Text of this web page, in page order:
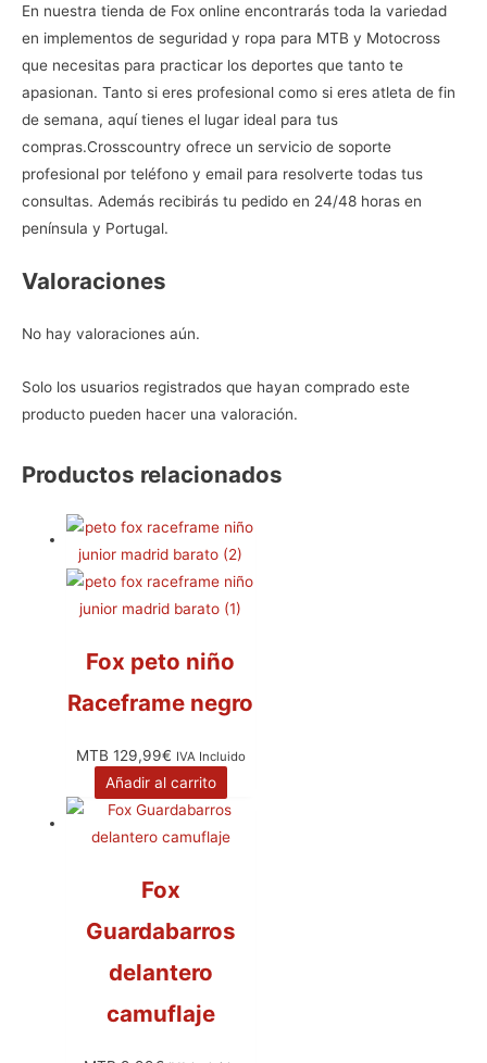
En nuestra tienda de Fox online encontrarás toda la variedad
en implementos de seguridad y ropa para MTB y Motocross
que necesitas para practicar los deportes que tanto te
apasionan. Tanto si eres profesional como si eres atleta de fin
de semana, aquí tienes el lugar ideal para tus
compras.Crosscountry ofrece un servicio de soporte
profesional por teléfono y email para resolverte todas tus
consultas. Además recibirás tu pedido en 24/48 horas en
península y Portugal.
Valoraciones
No hay valoraciones aún.
Solo los usuarios registrados que hayan comprado este
producto pueden hacer una valoración.
Productos relacionados
Fox peto niño
Raceframe negro
MTB 129,99€ IVA Incluido
Añadir al carrito
Fox
Guardabarros
delantero
camuflaje